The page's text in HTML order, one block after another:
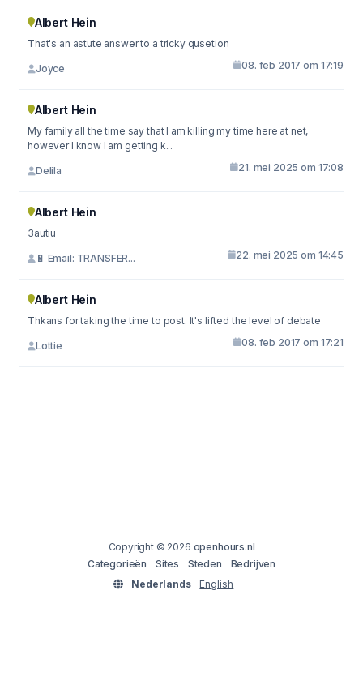
Albert Hein
That's an astute answer to a tricky qusetion
Joyce 08. feb 2017 om 17:19
Albert Hein
My family all the time say that I am killing my time here at net,
however I know I am getting k...
Delila 21. mei 2025 om 17:08
Albert Hein
3autiu
🔋 Email: TRANSFER... 22. mei 2025 om 14:45
Albert Hein
Thkans for taking the time to post. It's lifted the level of debate
Lottie 08. feb 2017 om 17:21
Copyright © 2026 openhours.nl
Categorieën
Sites Steden
Bedrijven
Nederlands
English